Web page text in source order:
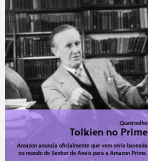
Quatroolho
Tolkien no Prime
Amazon anuncia oficialmente que vem série baseada
no mundo de Senhor do Anéis para a Amazon Prime.